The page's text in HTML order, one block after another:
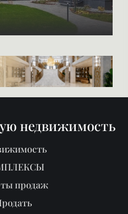
недвижимость
продаж